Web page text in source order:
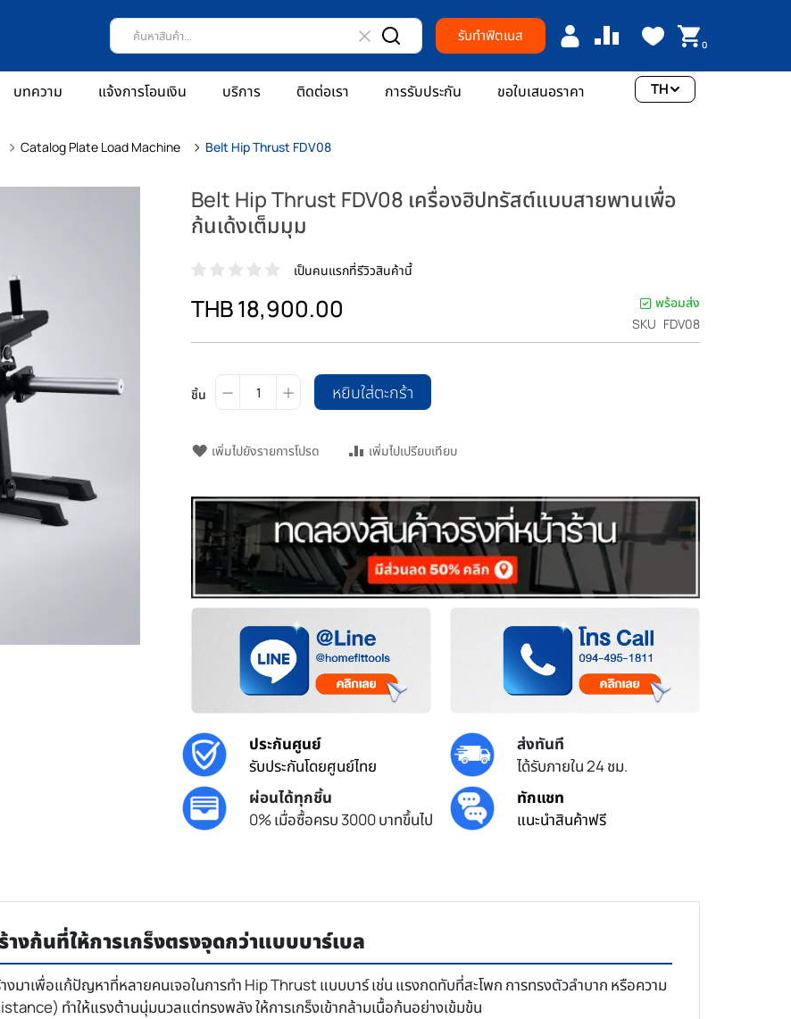
รับทำฟิตเนส 0
บทความ แจ้งการโอนเงิน บริการ ติดต่อเรา การรับประกัน ขอใบเสนอราคา TH
Catalog Plate Load Machine Belt Hip Thrust FDV08
Belt Hip Thrust FDV08 เครื่องฮิปทรัสต์แบบสายพานเพื่อ
ก้นเด้งเต็มมุม
เป็นคนแรกที่รีวิวสินค้านี้
THB 18,900.00
พร้อมส่ง
SKU FDV08
ชิ้น หยิบใส่ตะกร้า
เพิ่มไปยังรายการโปรด เพิ่มไปเปรียบเทียบ
ประกันศูนย์
รับประกันโดยศูนย์ไทย
ส่งทันที
ได้รับภายใน 24 ชม.
ผ่อนได้ทุกชิ้น
0% เมื่อซื้อครบ 3000 บาทขึ้นไป
ทักแชท
แนะนำสินค้าฟรี
งก้นที่ให้การเกร็งตรงจุดกว่าแบบบาร์เบล
งมาเพื่อแก้ปัญหาที่หลายคนเจอในการทำ Hip Thrust แบบบาร์ เช่น แรงกดทับที่สะโพก การทรงตัวลำบาก หรือความ
ทำให้แรงต้านนุ่มนวลแต่ทรงพลัง ให้การเกร็งเข้ากล้ามเนื้อก้นอย่างเข้มข้น